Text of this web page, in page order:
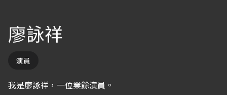
廖詠祥
演員
我是廖詠祥，一位業餘演員。